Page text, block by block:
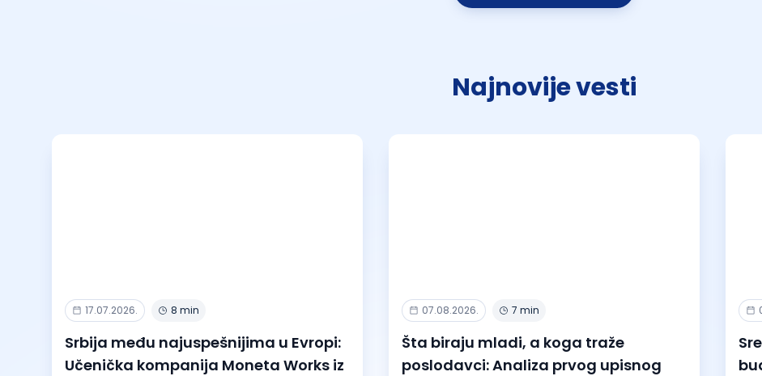
Najnovije vesti
17.07.2026. 8 min
Srbija među najuspešnijima u Evropi:
Učenička kompanija Moneta Works iz
07.08.2026. 7 min
Šta biraju mladi, a koga traže
poslodavci: Analiza prvog upisnog